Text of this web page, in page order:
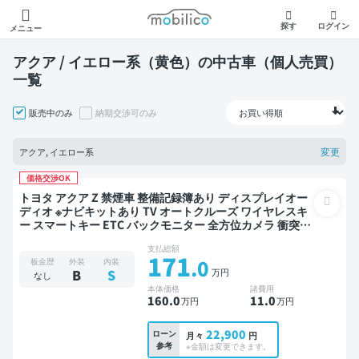
メニュー
モビリコ
探す ログイン
アクア / イエロー系（黄色）の中古車（個人売買）
一覧
販売中のみ 納期交渉可のみ
アクア, イエロー系 変更
価格交渉OK
トヨタ アクア Z 禁煙車 整備記録簿あり ディスプレイオー
ディオ ※ナビキットあり TV オートクルーズ ワイヤレスキ
ー スマートキー ETC バックモニター 全方位カメラ 衝突軽
板金歴
なし
外装
B
内装
S
支払総額
171.0 万円
本体価格
160.0万円
諸費用
11.0万円
ローン
参考
月々 22,900 円
※金額は変更できます。